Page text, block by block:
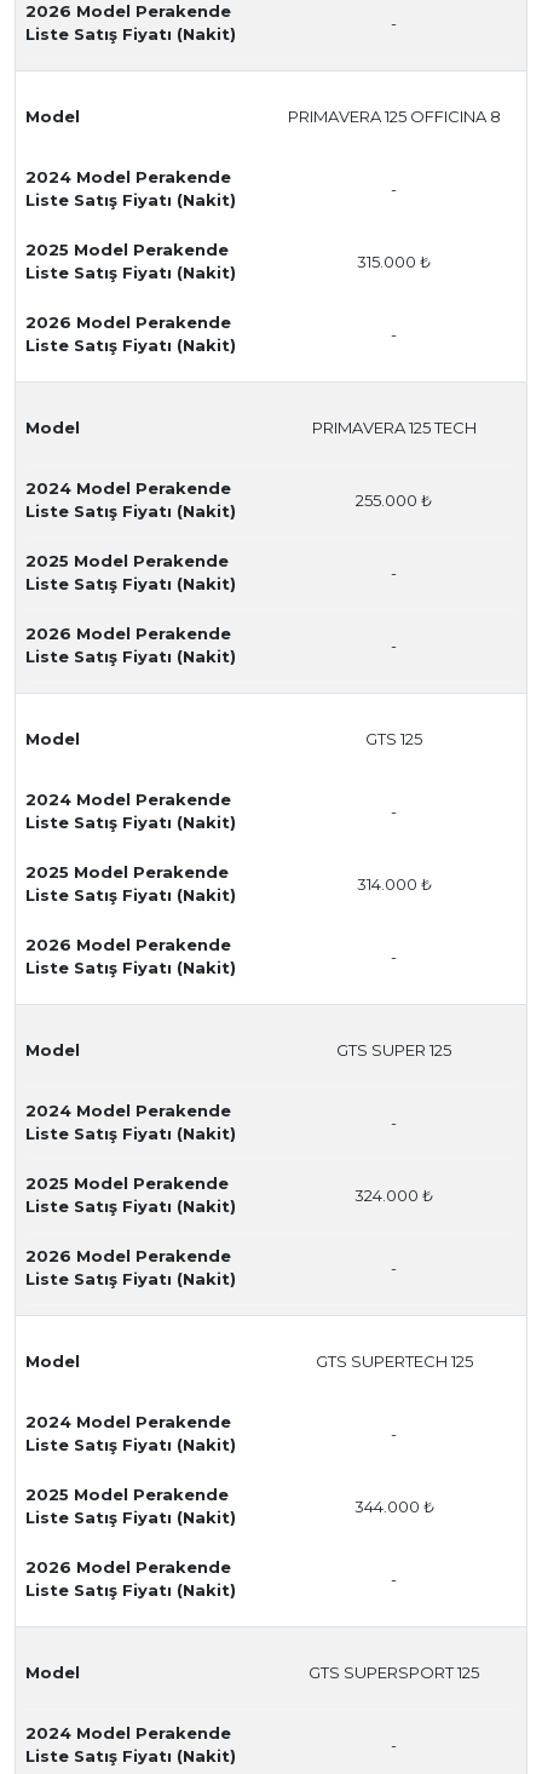
2026 Model Perakende
Liste Satış Fiyatı (Nakit)
-
Model PRIMAVERA 125 OFFICINA 8
2024 Model Perakende
Liste Satış Fiyatı (Nakit)
-
2025 Model Perakende
Liste Satış Fiyatı (Nakit)
315.000 ₺
2026 Model Perakende
Liste Satış Fiyatı (Nakit)
-
Model PRIMAVERA 125 TECH
2024 Model Perakende
Liste Satış Fiyatı (Nakit)
255.000 ₺
2025 Model Perakende
Liste Satış Fiyatı (Nakit)
-
2026 Model Perakende
Liste Satış Fiyatı (Nakit)
-
Model GTS 125
2024 Model Perakende
Liste Satış Fiyatı (Nakit)
-
2025 Model Perakende
Liste Satış Fiyatı (Nakit)
314.000 ₺
2026 Model Perakende
Liste Satış Fiyatı (Nakit)
-
Model GTS SUPER 125
2024 Model Perakende
Liste Satış Fiyatı (Nakit)
-
2025 Model Perakende
Liste Satış Fiyatı (Nakit)
324.000 ₺
2026 Model Perakende
Liste Satış Fiyatı (Nakit)
-
Model GTS SUPERTECH 125
2024 Model Perakende
Liste Satış Fiyatı (Nakit)
-
2025 Model Perakende
Liste Satış Fiyatı (Nakit)
344.000 ₺
2026 Model Perakende
Liste Satış Fiyatı (Nakit)
-
Model GTS SUPERSPORT 125
2024 Model Perakende
Liste Satış Fiyatı (Nakit)
-